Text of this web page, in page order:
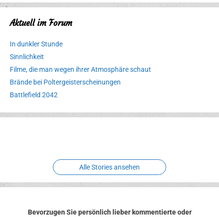
Aktuell im Forum
In dunkler Stunde
Sinnlichkeit
Filme, die man wegen ihrer Atmosphäre schaut
Brände bei Poltergeisterscheinungen
Battlefield 2042
Erlebnispark
Verbotene
Alle Stories ansehen
Bevorzugen Sie persönlich lieber kommentierte oder